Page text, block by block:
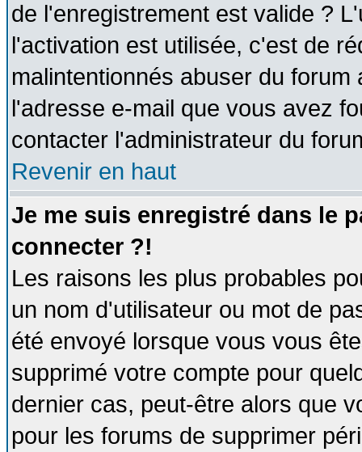
de l'enregistrement est valide ?
l'activation est utilisée, c'est de
malintentionnés abuser du
l'adresse e-mail que vous avez
contacter l'administrateur du
Revenir en haut
Je me suis enregistré dans le
connecter ?!
Les raisons les plus probables
un nom d'utilisateur ou mot de
été envoyé lorsque vous vous
supprimé votre compte pour
dernier cas, peut-être alors que
pour les forums de supprimer